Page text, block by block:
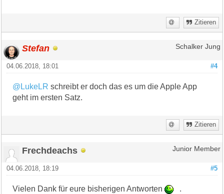
Zitieren
Stefan Schalker Jung
#4
04.06.2018, 18:01
@LukeLR schreibt er doch das es um die Apple App
geht im ersten Satz.
Zitieren
Frechdeachs Junior Member
#5
04.06.2018, 18:19
Vielen Dank für eure bisherigen Antworten .